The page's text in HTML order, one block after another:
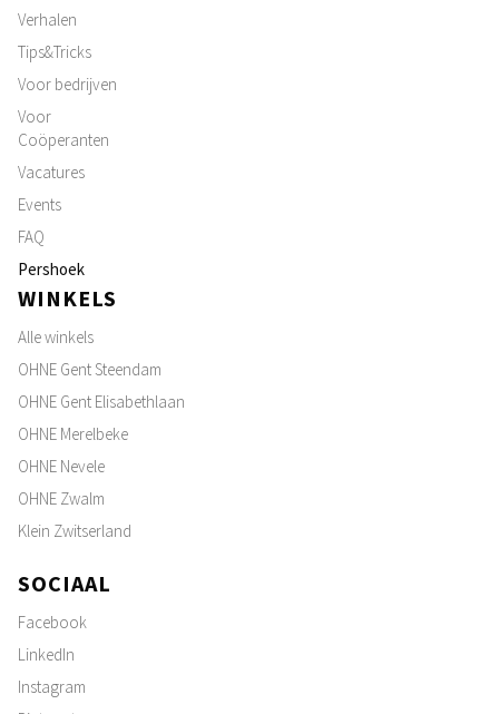
Verhalen
Tips&Tricks
Voor bedrijven
Voor
Coöperanten
Vacatures
Events
FAQ
Pershoek
WINKELS
Alle winkels
OHNE Gent Steendam
OHNE Gent Elisabethlaan
OHNE Merelbeke
OHNE Nevele
OHNE Zwalm
Klein Zwitserland
SOCIAAL
Facebook
LinkedIn
Instagram